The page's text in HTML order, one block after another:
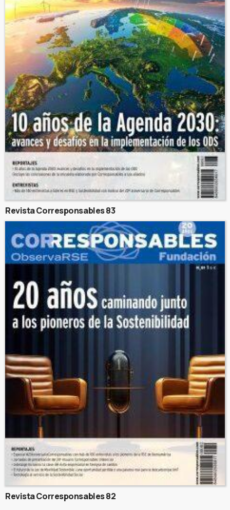
Revista Corresponsables 83
Revista Corresponsables 82